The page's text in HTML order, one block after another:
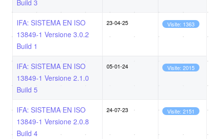
Build 3
IFA: SISTEMA EN ISO
13849-1 Versione 3.0.2
Build 1
23-04-25 Visite: 1363
IFA: SISTEMA EN ISO
13849-1 Versione 2.1.0
Build 5
05-01-24 Visite: 2015
IFA: SISTEMA EN ISO
13849-1 Versione 2.0.8
Build 4
24-07-23 Visite: 2151